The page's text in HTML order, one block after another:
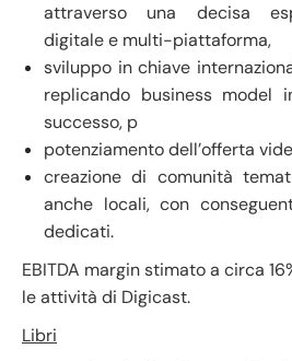
attraverso una decisa
digitale e multi-piattaforma,
sviluppo in chiave
replicando business model
successo, p
potenziamento dell’offerta
creazione di comunità
anche locali, con
dedicati.
EBITDA margin stimato a circa
le attività di Digicast.
Libri